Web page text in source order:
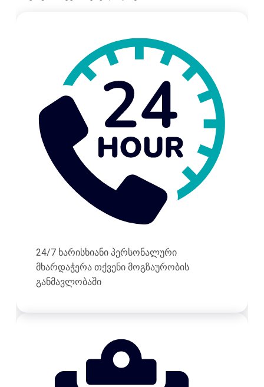
24/7 ხარისხიანი პერსონალური
მხარდაჭერა თქვენი მოგზაურობის
განმავლობაში